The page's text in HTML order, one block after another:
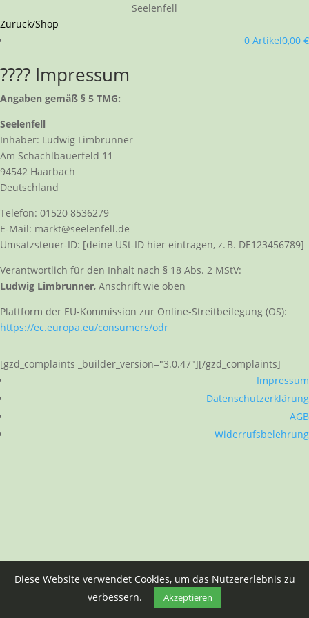
Seelenfell
Zurück/Shop
0 Artikel0,00 €
???? Impressum
Angaben gemäß § 5 TMG:
Seelenfell
Inhaber: Ludwig Limbrunner
Am Schachlbauerfeld 11
94542 Haarbach
Deutschland
Telefon: 01520 8536279
E-Mail: markt@seelenfell.de
Umsatzsteuer-ID: [deine USt-ID hier eintragen, z. B. DE123456789]
Verantwortlich für den Inhalt nach § 18 Abs. 2 MStV:
Ludwig Limbrunner, Anschrift wie oben
Plattform der EU-Kommission zur Online-Streitbeilegung (OS):
https://ec.europa.eu/consumers/odr
[gzd_complaints _builder_version="3.0.47"][/gzd_complaints]
Impressum
Datenschutzerklärung
AGB
Widerrufsbelehrung
Diese Website verwendet Cookies, um das Nutzererlebnis zu
verbessern.
Akzeptieren